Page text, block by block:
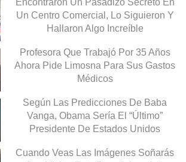
Encontraron Un Pasadizo Secreto En
Un Centro Comercial, Lo Siguieron Y
Hallaron Algo Increíble
Profesora Que Trabajó Por 35 Años
Ahora Pide Limosna Para Sus Gastos
Médicos
Según Las Predicciones De Baba
Vanga, Obama Sería El “Último”
Presidente De Estados Unidos
Cuando Veas Las Imágenes Soñarás